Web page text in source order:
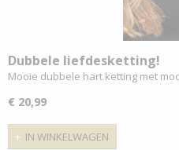
Dubbele liefdesketting!
Mooie dubbele hart ketting met
€ 20,99
IN WINKELWAGEN